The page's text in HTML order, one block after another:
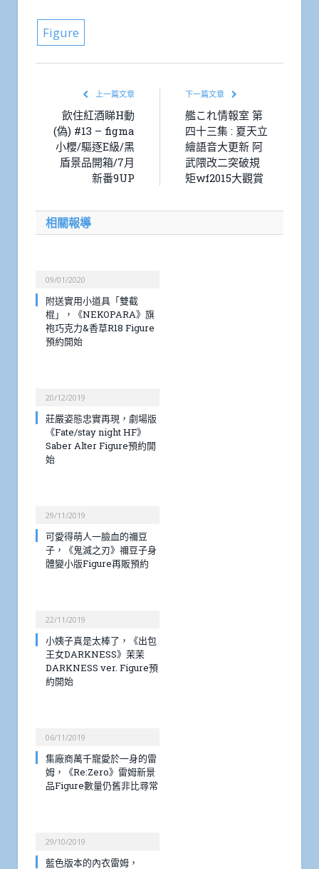
Figure
上一篇文章
飲住紅酒睇H動
(偽) #13 – figma
小櫻/驅逐E級/黑
盾景品開箱/7月
新番9UP
下一篇文章
艦これ情報室 第
四十三集 : 夏天立
繪語音大更新 阿
武隈改二突破規
矩wf2015大觀賞
相關報導
09/01/2020
附送實用小道具「雙截
棍」，《NEKOPARA》旗
袍巧克力&香草R18 Figure
預約開始
20/12/2019
莊嚴姿態忠實再現，劇場版
《Fate/stay night HF》
Saber Alter Figure預約開
始
29/11/2019
可愛得萌人一臉血的禰豆
子，《鬼滅之刃》禰豆子身
體變小版Figure再販預約
22/11/2019
小姨子真是太棒了，《出包
王女DARKNESS》茉茉
DARKNESS ver. Figure預
約開始
06/11/2019
集廠商萬千寵愛於一身的雷
姆，《Re:Zero》雷姆新景
品Figure數量仍舊非比尋常
29/10/2019
藍色版本的內衣雷姆，